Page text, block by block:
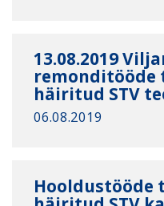
13.08.2019
häiritud STV
06.08.2019
Hooldustööde